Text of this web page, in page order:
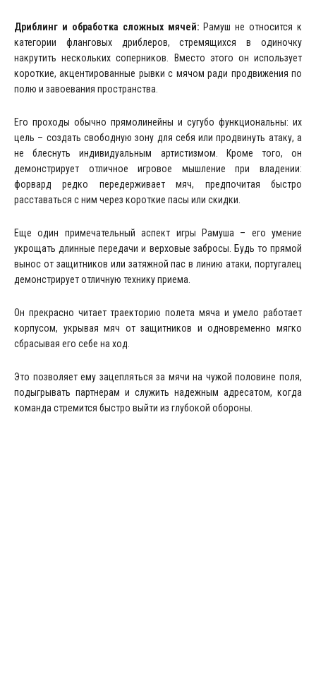
Дриблинг и обработка сложных мячей: Рамуш не относится к
категории фланговых дриблеров, стремящихся в одиночку
накрутить нескольких соперников. Вместо этого он использует
короткие, акцентированные рывки с мячом ради продвижения по
полю и завоевания пространства.
Его проходы обычно прямолинейны и сугубо функциональны: их
цель – создать свободную зону для себя или продвинуть атаку, а
не блеснуть индивидуальным артистизмом. Кроме того, он
демонстрирует отличное игровое мышление при владении:
форвард редко передерживает мяч, предпочитая быстро
расставаться с ним через короткие пасы или скидки.
Еще один примечательный аспект игры Рамуша – его умение
укрощать длинные передачи и верховые забросы. Будь то прямой
вынос от защитников или затяжной пас в линию атаки, португалец
демонстрирует отличную технику приема.
Он прекрасно читает траекторию полета мяча и умело работает
корпусом, укрывая мяч от защитников и одновременно мягко
сбрасывая его себе на ход.
Это позволяет ему зацепляться за мячи на чужой половине поля,
подыгрывать партнерам и служить надежным адресатом, когда
команда стремится быстро выйти из глубокой обороны.